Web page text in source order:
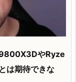
やRyze
は期待できな